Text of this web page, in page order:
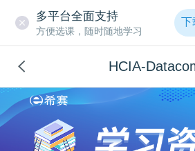
多平台全面支持
方便选课，随时随地学习
下
HCIA-